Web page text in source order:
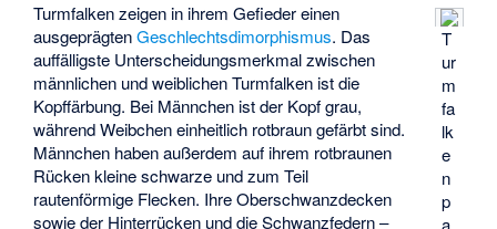
T
ur
m
fa
lk
e
n
p
a
Turmfalken zeigen in ihrem Gefieder einen
ausgeprägtenGeschlechtsdimorphismus. Das
auffälligste Unterscheidungsmerkmal zwischen
männlichen und weiblichen Turmfalken ist die
Kopffärbung. Bei Männchen ist der Kopf grau,
während Weibchen einheitlich rotbraun gefärbt sind.
Männchen haben außerdem auf ihrem rotbraunen
Rücken kleine schwarze und zum Teil
rautenförmige Flecken. Ihre Oberschwanzdecken
sowie der Hinterrücken und die Schwanzfedern –